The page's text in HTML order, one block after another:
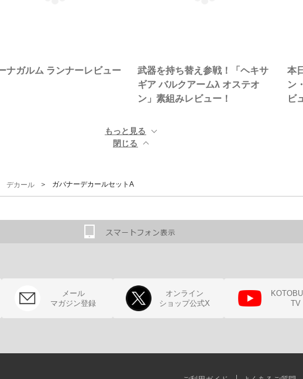
ナガルム ランナーレビュー
武器を持ち替え参戦！「ヘキサ
ギア バルクアームλ オステオ
ン」素組みレビュー！
本
ン
ビ
もっと見る ▼
閉じる ▲
デカール ＞ ガバナーデカールセットA
メール
マガジン登録
オンライン
ショップ公式X
TV